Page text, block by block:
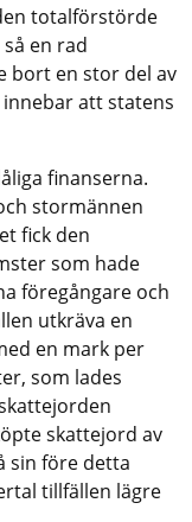
totalförstörde
en rad
bort en stor del av
att statens
finanserna.
stormännen
fick den
som hade
föregångare och
utkräva en
en mark per
som lades
skattejord av
sin före detta
tillfällen lägre